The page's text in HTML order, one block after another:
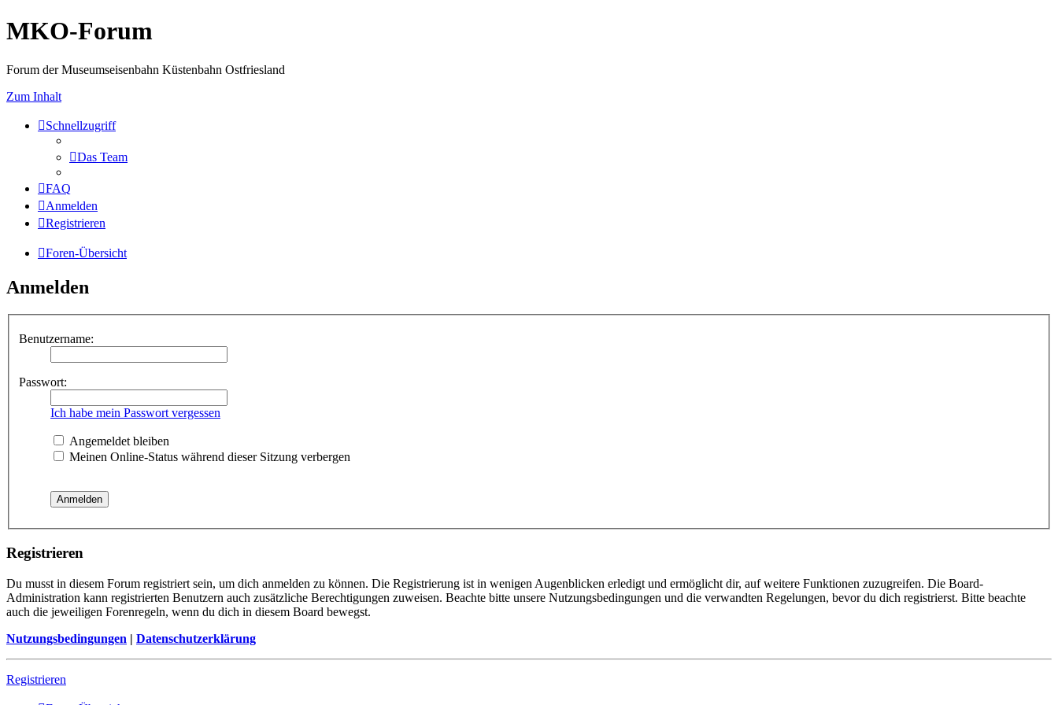
MKO-Forum
Forum der Museumseisenbahn Küstenbahn Ostfriesland
Zum Inhalt
Schnellzugriff
Das Team
FAQ
Anmelden
Registrieren
Foren-Übersicht
Anmelden
Benutzername:
Passwort:
Ich habe mein Passwort vergessen
Angemeldet bleiben
Meinen Online-Status während dieser Sitzung verbergen
Registrieren
Du musst in diesem Forum registriert sein, um dich anmelden zu können. Die Registrierung ist in wenigen Augenblicken erledigt und ermöglicht dir, auf weitere Funktionen zuzugreifen. Die Board-
Administration kann registrierten Benutzern auch zusätzliche Berechtigungen zuweisen. Beachte bitte unsere Nutzungsbedingungen und die verwandten Regelungen, bevor du dich registrierst. Bitte beachte
auch die jeweiligen Forenregeln, wenn du dich in diesem Board bewegst.
Nutzungsbedingungen | Datenschutzerklärung
Registrieren